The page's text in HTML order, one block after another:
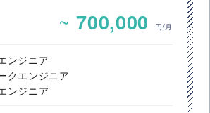
~ 700,000 円/月
ンジニア
クエンジニア
ンジニア